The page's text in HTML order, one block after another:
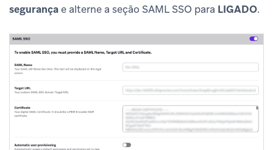
segurançae alterne a seção SAML SSO para LIGADO.